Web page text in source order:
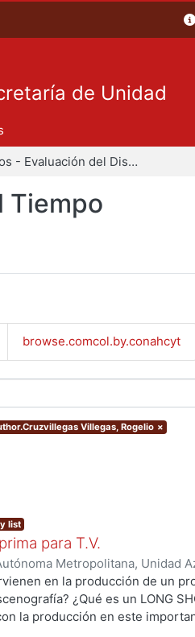
de Unidad
Libros - Evaluación del Diseño en el Tiempo
Tiempo
browse.comcol.by.conahcyt
Villegas, Rogelio ×
list
para T.V.
Metropolitana, Unidad
Departamento de
Rogelio
en la producción de un
¿Qué es un LONG
la producción en este